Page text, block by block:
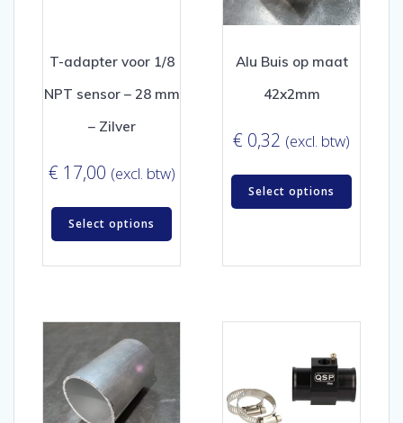
T-adapter voor 1/8
NPT sensor – 28 mm
– Zilver
€ 17,00 (excl. btw)
Select options
Alu Buis op maat
42x2mm
€ 0,32 (excl. btw)
Select options